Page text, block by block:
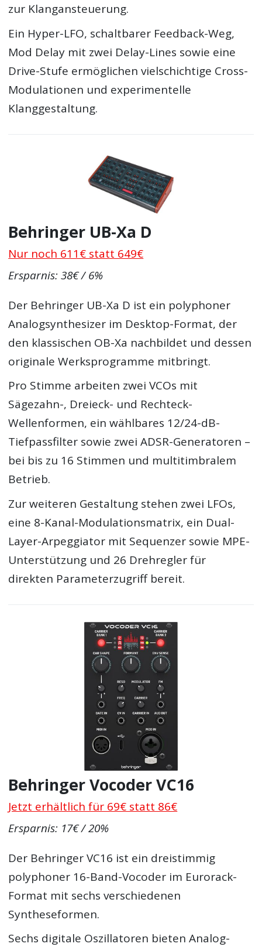
zur Klangansteuerung.
Ein Hyper-LFO, schaltbarer Feedback-Weg,
Mod Delay mit zwei Delay-Lines sowie eine
Drive-Stufe ermöglichen vielschichtige Cross-
Modulationen und experimentelle
Klanggestaltung.
Behringer UB-Xa D
Nur noch 611€ statt 649€
Ersparnis: 38€ / 6%
Der Behringer UB-Xa D ist ein polyphoner
Analogsynthesizer im Desktop-Format, der
den klassischen OB-Xa nachbildet und dessen
originale Werksprogramme mitbringt.
Pro Stimme arbeiten zwei VCOs mit
Sägezahn-, Dreieck- und Rechteck-
Wellenformen, ein wählbares 12/24-dB-
Tiefpassfilter sowie zwei ADSR-Generatoren –
bei bis zu 16 Stimmen und multitimbralem
Betrieb.
Zur weiteren Gestaltung stehen zwei LFOs,
eine 8-Kanal-Modulationsmatrix, ein Dual-
Layer-Arpeggiator mit Sequenzer sowie MPE-
Unterstützung und 26 Drehregler für
direkten Parameterzugriff bereit.
Behringer Vocoder VC16
Jetzt erhältlich für 69€ statt 86€
Ersparnis: 17€ / 20%
Der Behringer VC16 ist ein dreistimmig
polyphoner 16-Band-Vocoder im Eurorack-
Format mit sechs verschiedenen
Syntheseformen.
Sechs digitale Oszillatoren bieten Analog-